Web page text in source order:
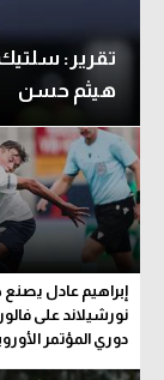
تقرير:
هيثم حسن
إبراهيم عادل
نورشيلاند على
دوري المؤتمر